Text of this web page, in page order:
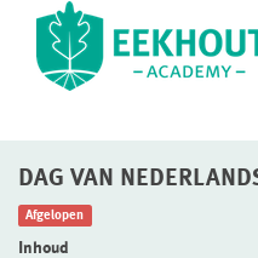
DAG VAN
Afgelopen
Inhoud